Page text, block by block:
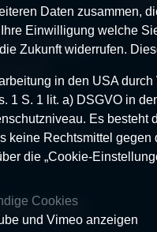
Fax
ALLGÄU
gGmbH
allgaeu.de
gGmbH
Daten zusammen,
Einwilligung welche
Zukunft widerrufen.
in den USA
1 S. 1 lit. a) DSGVO in
Es
keine Rechtsmittel
die „Cookie-
Cookies
und Vimeo anzeigen